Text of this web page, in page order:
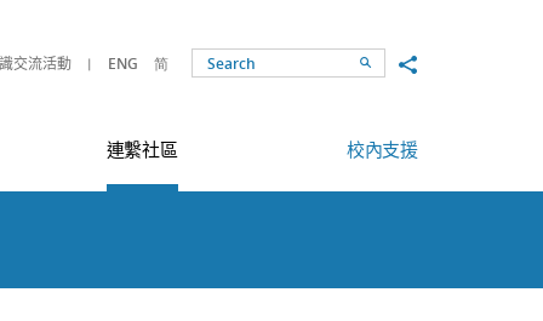
交流活動 ENG 简 SearchShare to
連繫社區 校內支援